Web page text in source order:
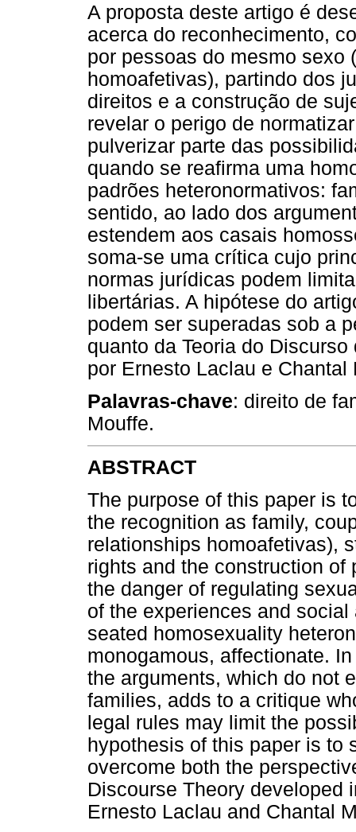
A proposta deste artigo é
acerca do reconhecimento,
por pessoas do mesmo sexo
homoafetivas), partindo dos
direitos e a construção de
revelar o perigo de
pulverizar parte das
quando se reafirma uma
padrões heteronormativos:
sentido, ao lado dos
estendem aos casais
soma-se uma crítica cujo
normas jurídicas podem
libertárias. A hipótese do
podem ser superadas sob a
quanto da Teoria do
por Ernesto Laclau e Chantal
Palavras-chave: direito de
Mouffe.
ABSTRACT
The purpose of this paper is
the recognition as family,
relationships homoafetivas),
rights and the construction
the danger of regulating
of the experiences and
seated homosexuality
monogamous, affectionate.
the arguments, which do not
families, adds to a critique
legal rules may limit the
hypothesis of this paper is to
overcome both the
Discourse Theory developed
Ernesto Laclau and Chantal